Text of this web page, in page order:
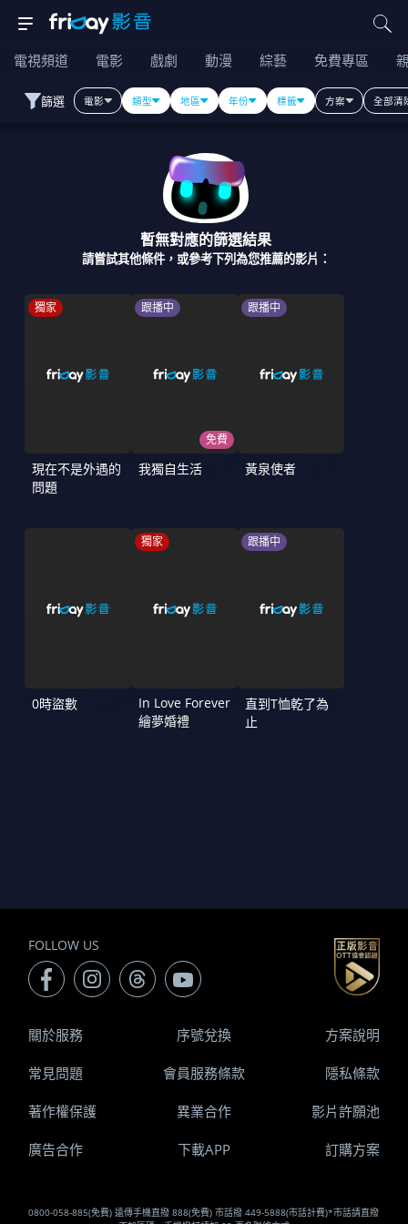
電視頻道 電影 戲劇 動漫 綜藝 免費專區
篩選 電影 類型 地區 年份 標籤 方案 全部清
暫無對應的篩選結果
請嘗試其他條件，或參考下列為您推薦的影片：
獨家
現在不是外遇的
問題
跟播中
免費
我獨自生活
跟播中
黃泉使者
0時盜數
獨家
In Love Forever
繪夢婚禮
跟播中
直到T恤乾了為
止
FOLLOW US
0800-058-885(免費) 遠傳手機直撥 888(免費) 市話撥 449-5888(市話計費)*市話請直撥
關於服務 序號兌換 方案說明
常見問題 會員服務條款 隱私條款
著作權保護 異業合作 影片許願池
廣告合作 下載APP 訂購方案